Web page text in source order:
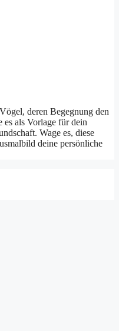
deren Begegnung den
als Vorlage für dein
Wage es, diese
deine persönliche